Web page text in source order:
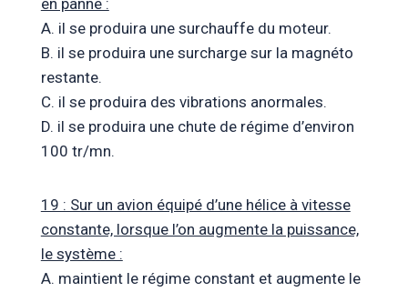
A. il se produira une surchauffe du moteur.
B. il se produira une surcharge sur la magnéto
restante.
C. il se produira des vibrations anormales.
D. il se produira une chute de régime d’environ
100 tr/mn.
19 : Sur un avion équipé d’une hélice à vitesse
constante, lorsque l’on augmente la puissance,
le système :
A. maintient le régime constant et augmente le